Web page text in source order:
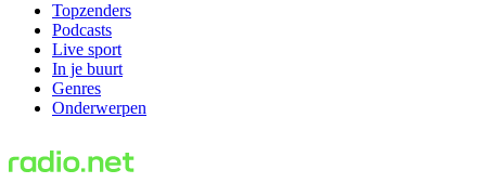
Topzenders
Podcasts
Live sport
In je buurt
Genres
Onderwerpen